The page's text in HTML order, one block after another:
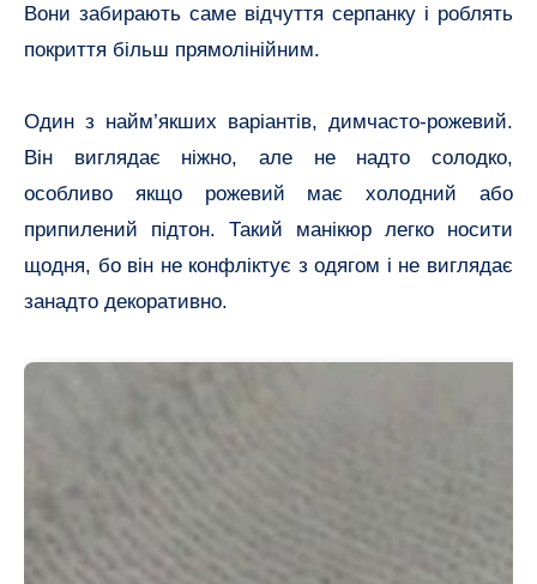
Вони забирають саме відчуття серпанку і роблять
покриття більш прямолінійним.
Один з найм’якших варіантів, димчасто-рожевий.
Він виглядає ніжно, але не надто солодко,
особливо якщо рожевий має холодний або
припилений підтон. Такий манікюр легко носити
щодня, бо він не конфліктує з одягом і не виглядає
занадто декоративно.